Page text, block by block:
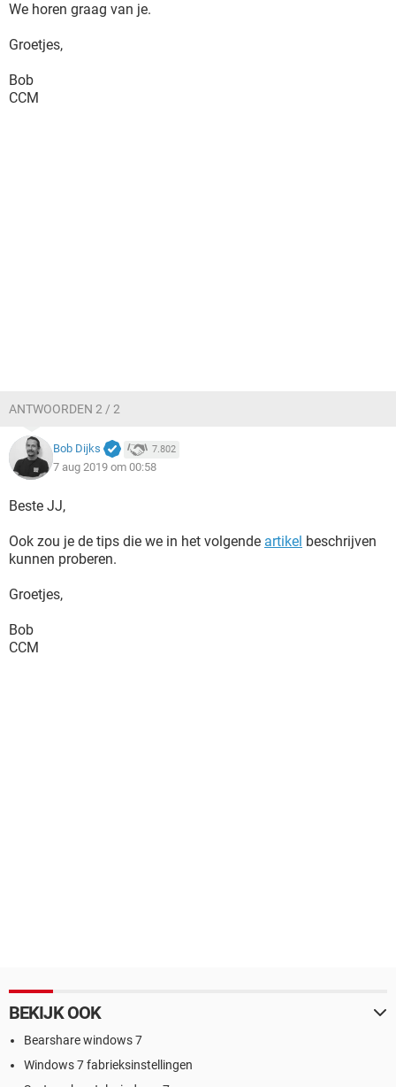
We horen graag van je.
Groetjes,
Bob
CCM
ANTWOORDEN 2 / 2
Bob Dijks 7.802
7 aug 2019 om 00:58
Beste JJ,
Ook zou je de tips die we in het volgende artikel beschrijven
kunnen proberen.
Groetjes,
Bob
CCM
BEKIJK OOK
Bearshare windows 7
Windows 7 fabrieksinstellingen